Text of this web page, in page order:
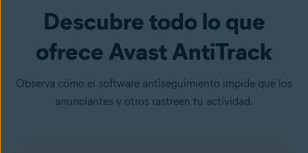
Descubre todo lo que
ofrece Avast AntiTrack
Observa cómo el software antiseguimiento impide que los
anunciantes y otros rastreen tu actividad.